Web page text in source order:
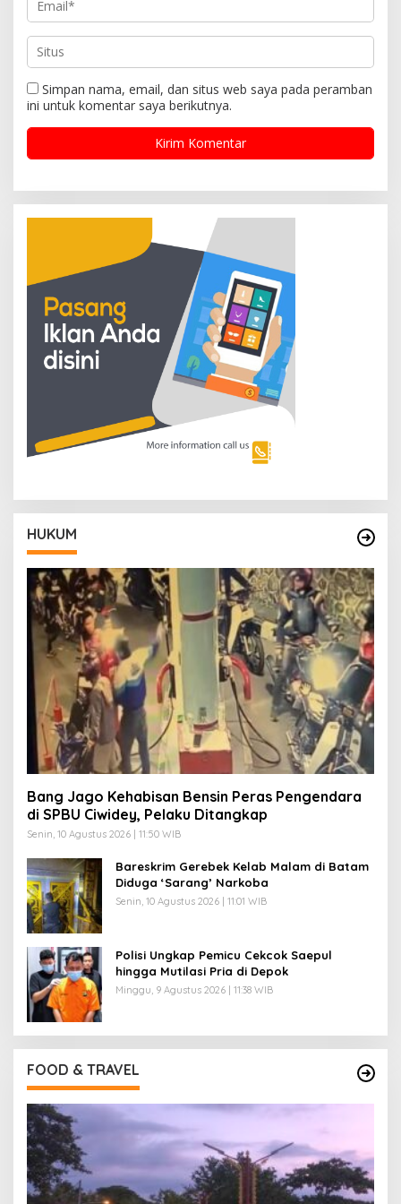
Simpan nama, email, dan situs web saya pada peramban
ini untuk komentar saya berikutnya.
HUKUM
Bang Jago Kehabisan Bensin Peras Pengendara
di SPBU Ciwidey, Pelaku Ditangkap
Senin, 10 Agustus 2026 | 11:50 WIB
Bareskrim Gerebek Kelab Malam di Batam
Diduga ‘Sarang’ Narkoba
Senin, 10 Agustus 2026 | 11:01 WIB
Polisi Ungkap Pemicu Cekcok Saepul
hingga Mutilasi Pria di Depok
Minggu, 9 Agustus 2026 | 11:38 WIB
FOOD & TRAVEL